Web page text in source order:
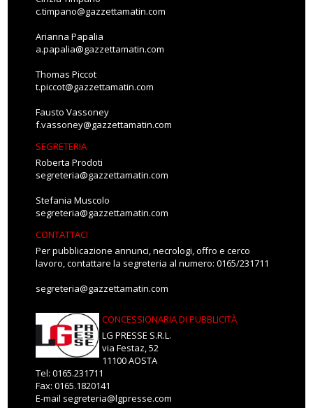
c.timpano@gazzettamatin.com
Arianna Papalia
a.papalia@gazzettamatin.com
Thomas Piccot
t.piccot@gazzettamatin.com
Fausto Vassoney
f.vassoney@gazzettamatin.com
SEGRETERIA
Roberta Prodoti
segreteria@gazzettamatin.com
Stefania Muscolo
segreteria@gazzettamatin.com
CONTATTACI
Per pubblicazione annunci, necrologi, offro e cerco
lavoro, contattare la segreteria al numero: 0165/231711
segreteria@gazzettamatin.com
CONCESSIONARIA DI PUBBLICITÀ
LG PRESSE S.R.L.
via Festaz, 52
11100 AOSTA
Tel: 0165.231711
Fax: 0165.1820141
E-mail segreteria@lgpresse.com